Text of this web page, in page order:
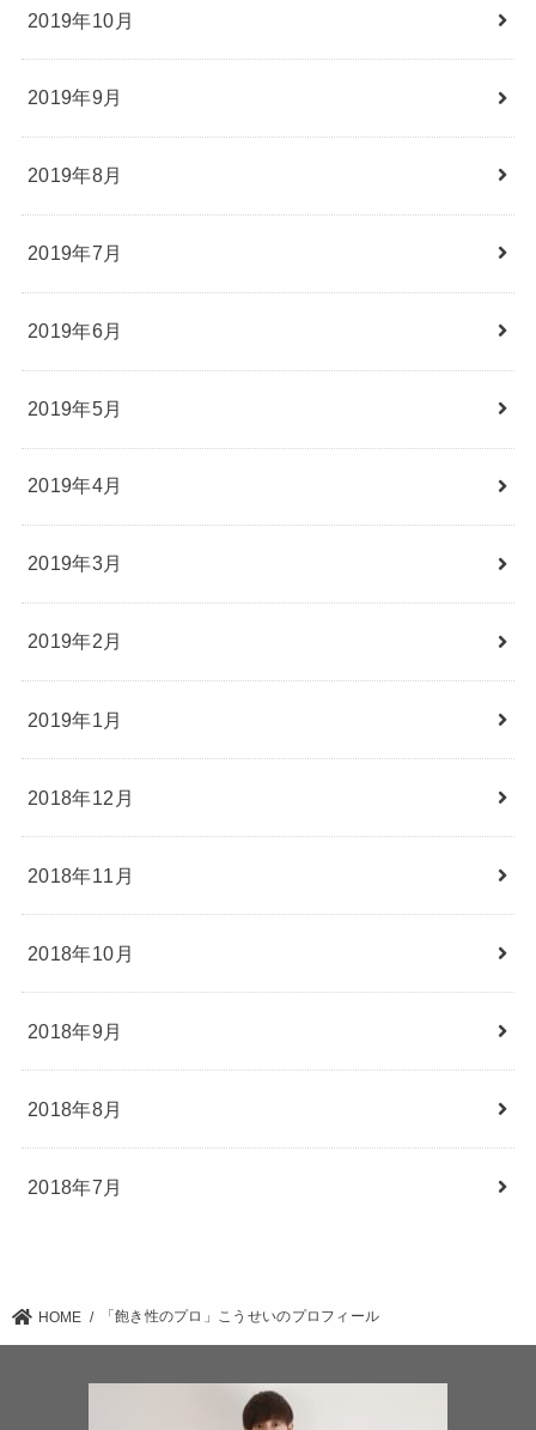
2019年10月
2019年9月
2019年8月
2019年7月
2019年6月
2019年5月
2019年4月
2019年3月
2019年2月
2019年1月
2018年12月
2018年11月
2018年10月
2018年9月
2018年8月
2018年7月
HOME 「飽き性のプロ」こうせいのプロフィール